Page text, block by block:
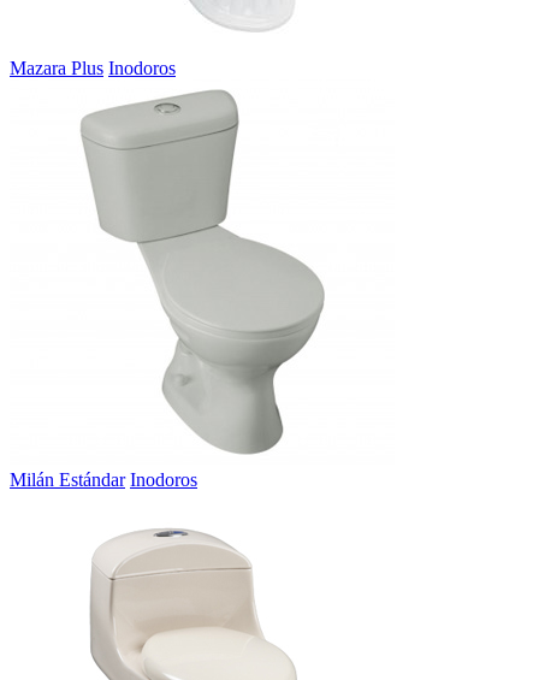
Mazara Plus Inodoros
Milán Estándar Inodoros